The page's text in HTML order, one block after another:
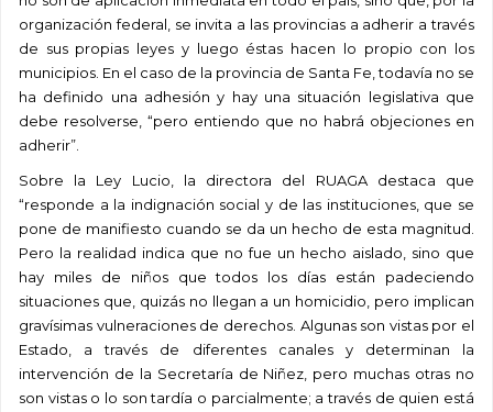
organización federal, se invita a las provincias a adherir a través
de sus propias leyes y luego éstas hacen lo propio con los
municipios. En el caso de la provincia de Santa Fe, todavía no se
ha definido una adhesión y hay una situación legislativa que
debe resolverse, “pero entiendo que no habrá objeciones en
adherir”.
Sobre la Ley Lucio, la directora del RUAGA destaca que
“responde a la indignación social y de las instituciones, que se
pone de manifiesto cuando se da un hecho de esta magnitud.
Pero la realidad indica que no fue un hecho aislado, sino que
hay miles de niños que todos los días están padeciendo
situaciones que, quizás no llegan a un homicidio, pero implican
gravísimas vulneraciones de derechos. Algunas son vistas por el
Estado, a través de diferentes canales y determinan la
intervención de la Secretaría de Niñez, pero muchas otras no
son vistas o lo son tardía o parcialmente; a través de quien está